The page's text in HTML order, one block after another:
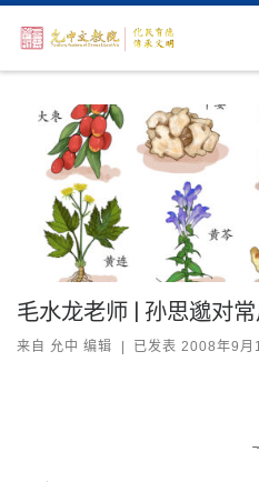
Skip to content
毛水龙老师 | 孙思邈对
来自 允中 编辑 | 已发表 2008年9月